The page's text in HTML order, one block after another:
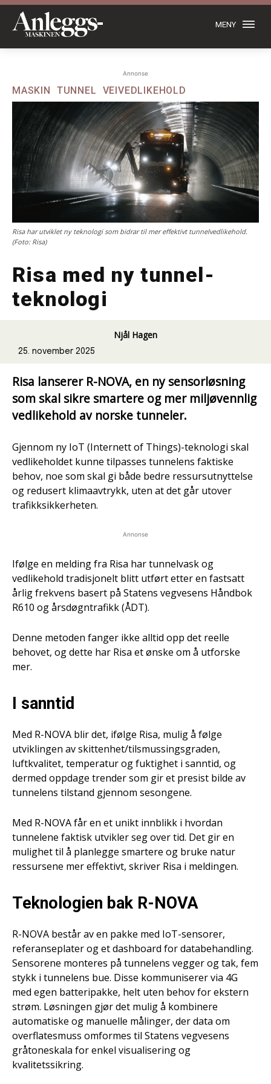
MENY
Annonse
MASKIN TUNNEL VEIVEDLIKEHOLD
Risa har utviklet ny teknologi som bidrar til mer effektivt tunnelvedlikehold.
(Foto: Risa)
Risa med ny tunnel-
teknologi
Njål Hagen
25. november 2025
Risa lanserer R-NOVA, en ny sensorløsning
som skal sikre smartere og mer miljøvennlig
vedlikehold av norske tunneler.
Gjennom ny IoT (Internett of Things)-teknologi skal
vedlikeholdet kunne tilpasses tunnelens faktiske
behov, noe som skal gi både bedre ressursutnyttelse
og redusert klimaavtrykk, uten at det går utover
trafikksikkerheten.
Annonse
Ifølge en melding fra Risa har tunnelvask og
vedlikehold tradisjonelt blitt utført etter en fastsatt
årlig frekvens basert på Statens vegvesens Håndbok
R610 og årsdøgntrafikk (ÅDT).
Denne metoden fanger ikke alltid opp det reelle
behovet, og dette har Risa et ønske om å utforske
mer.
I sanntid
Med R-NOVA blir det, ifølge Risa, mulig å følge
utviklingen av skittenhet/tilsmussingsgraden,
luftkvalitet, temperatur og fuktighet i sanntid, og
dermed oppdage trender som gir et presist bilde av
tunnelens tilstand gjennom sesongene.
Med R-NOVA får en et unikt innblikk i hvordan
tunnelene faktisk utvikler seg over tid. Det gir en
mulighet til å planlegge smartere og bruke natur
ressursene mer effektivt, skriver Risa i meldingen.
Teknologien bak R-NOVA
R-NOVA består av en pakke med IoT-sensorer,
referanseplater og et dashboard for databehandling.
Sensorene monteres på tunnelens vegger og tak, fem
stykk i tunnelens bue. Disse kommuniserer via 4G
med egen batteripakke, helt uten behov for ekstern
strøm. Løsningen gjør det mulig å kombinere
automatiske og manuelle målinger, der data om
overflatesmuss omformes til Statens vegvesens
gråtoneskala for enkel visualisering og
kvalitetssikring.